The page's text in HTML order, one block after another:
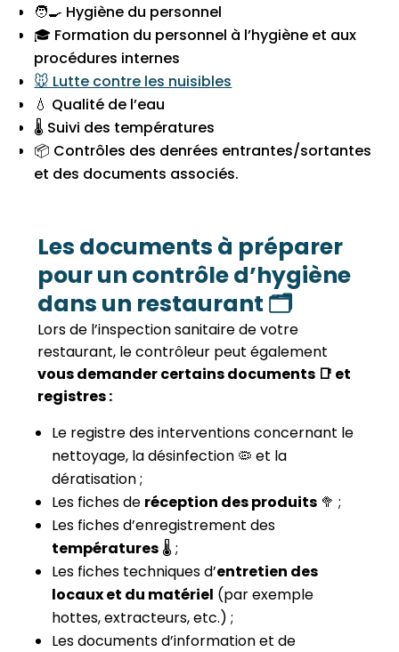
🧑‍🍳 Hygiène du personnel
🎓 Formation du personnel à l’hygiène et aux
procédures internes
🐭 Lutte contre les nuisibles
💧 Qualité de l’eau
🌡 Suivi des températures
📦 Contrôles des denrées entrantes/sortantes
et des documents associés.
Les documents à préparer
pour un contrôle d’hygiène
dans un restaurant 🗂
Lors de l’inspection sanitaire de votre
restaurant, le contrôleur peut également
vous demander certains documents 📑 et
registres :
Le registre des interventions concernant le
nettoyage, la désinfection 🦠 et la
dératisation ;
Les fiches de réception des produits 🥦 ;
Les fiches d’enregistrement des
températures🌡 ;
Les fiches techniques d’entretien des
locaux et du matériel (par exemple
hottes, extracteurs, etc.) ;
Les documents d’information et de